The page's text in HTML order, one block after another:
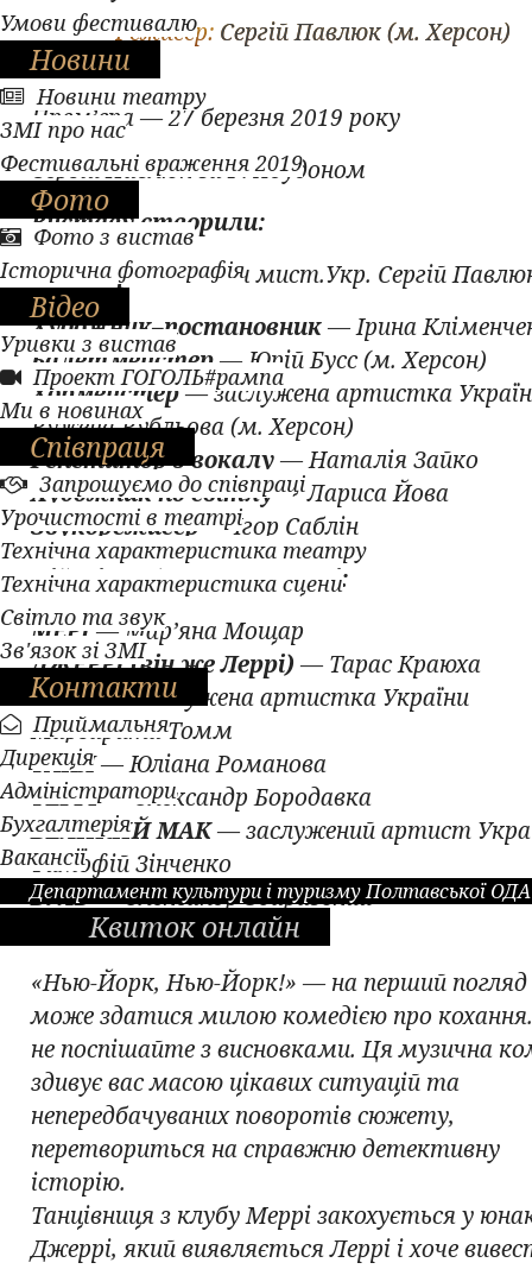
Умови фестивалю
Новини
Новини театру
ЗМІ про нас
Фестивальні враження 2019
Фото
Фото з вистав
Історична фотографія
Відео
Уривки з вистав
Проект ГОГОЛЬ#рампа
Ми в новинах
Співпраця
Запрошуємо до співпраці
Урочистості в театрі
Технічна характеристика театру
Технічна характеристика сцени
Світло та звук
Зв'язок зі ЗМІ
Контакти
Приймальня
Дирекція
Адміністратори
Бухгалтерія
Вакансії
Департамент культури і туризму Полтавської ОДА
Квиток онлайн
Режисер: Сергій Павлюк (м. Херсон)
Прем’єра — 27 березня 2019 року
Сергій Павлюк за Р. Хоудоном
Виставу створили:
Режисер -засл.діяч мист.Укр. Сергій
Художник–постановник— Ірина
Балетмейстер— Юрій Бусс (м. Херсон)
Хормейстер— заслужена артистка
Ружена Рубльова (м. Херсон)
Репетитор з вокалу— Наталія Зайко
Художник по світлу— Лариса Йова
Звукорежисер— Ігор Саблін
Дійові особи та виконавці:
МЕРІ— Мар’яна Мощар
ДЖЕРРІ (він же Леррі) — Тарас Краюха
ЛУЇЗА— заслужена артистка України
Маргарита Томм
ТАНЯ— Юліана Романова
ТЕРРІ— Олександр Бородавка
ВЕЛИКИЙ МАК— заслужений артист
Тимофій Зінченко
БУЛЬ— Олександр Збаразький
ГАРРІ— Артем Батрак
«Нью-Йорк, Нью-Йорк!» — на перший погляд
може здатися милою комедією про
не поспішайте з висновками. Ця музична
здивує вас масою цікавих ситуацій та
непередбачуваних поворотів сюжету,
перетвориться на справжню детективну
історію.
Танцівниця з клубу Меррі закохується у
Джеррі, який виявляється Леррі і хоче